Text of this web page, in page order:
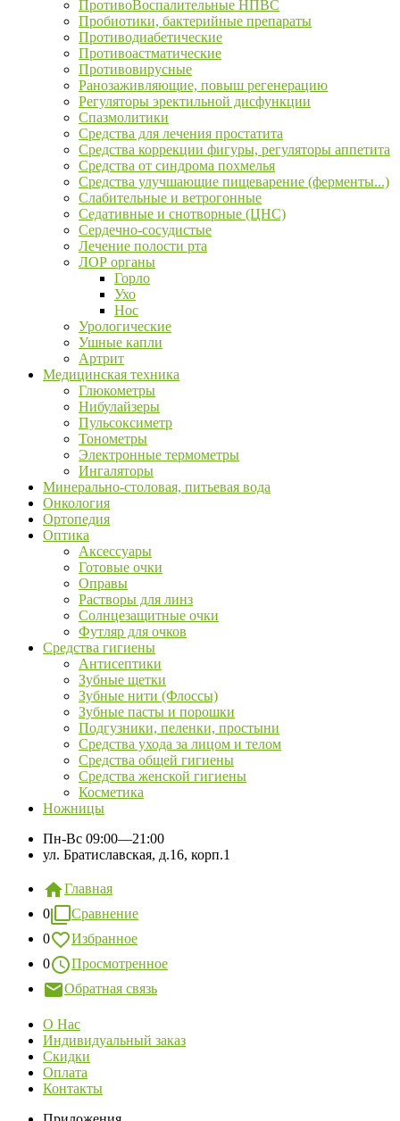
ПротивоВоспалительные НПВС
Пробиотики, бактерийные препараты
Противодиабетические
Противоастматические
Противовирусные
Ранозаживляющие, повыш регенерацию
Регуляторы эректильной дисфункции
Спазмолитики
Средства для лечения простатита
Средства коррекции фигуры, регуляторы аппетита
Средства от синдрома похмелья
Средства улучшающие пищеварение (ферменты...)
Слабительные и ветрогонные
Седативные и снотворные (ЦНС)
Сердечно-сосудистые
Лечение полости рта
ЛОР органы
Горло
Ухо
Нос
Урологические
Ушные капли
Артрит
Медицинская техника
Глюкометры
Нибулайзеры
Пульсоксиметр
Тонометры
Электронные термометры
Ингаляторы
Минерально-столовая, питьевая вода
Онкология
Ортопедия
Оптика
Аксессуары
Готовые очки
Оправы
Растворы для линз
Солнцезащитные очки
Футляр для очков
Средства гигиены
Антисептики
Зубные щетки
Зубные нити (Флоссы)
Зубные пасты и порошки
Подгузники, пеленки, простыни
Средства ухода за лицом и телом
Средства общей гигиены
Средства женской гигиены
Косметика
Ножницы
Пн-Вс 09:00—21:00
ул. Братиславская, д.16, корп.1
Главная
0
Сравнение
0
Избранное
0
Просмотренное
Обратная связь
О Нас
Индивидуальный заказ
Скидки
Оплата
Контакты